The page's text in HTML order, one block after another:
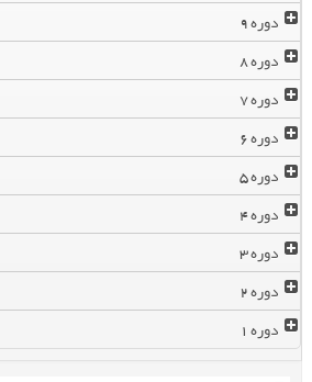
دوره9
دوره8
دوره7
دوره6
دوره5
دوره4
دوره3
دوره2
دوره1